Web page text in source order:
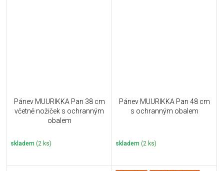
Pánev MUURIKKA Pan 38 cm
včetně nožiček s ochranným
obalem
skladem (2 ks)
Pánev MUURIKKA Pan 48 cm
s ochranným obalem
skladem (2 ks)